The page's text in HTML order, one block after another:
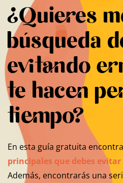
¿Quieres
búsqueda
evitando
te hacen
tiempo?
En esta guía gratuita
principales que debes
Además, encontrarás una